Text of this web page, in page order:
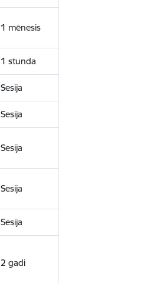
1 mēnesis
1 stunda
Sesija
Sesija
Sesija
Sesija
Sesija
2 gadi